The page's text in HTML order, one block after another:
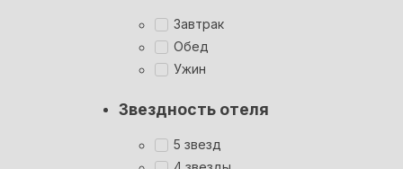
Завтрак
Обед
Ужин
Звездность отеля
5 звезд